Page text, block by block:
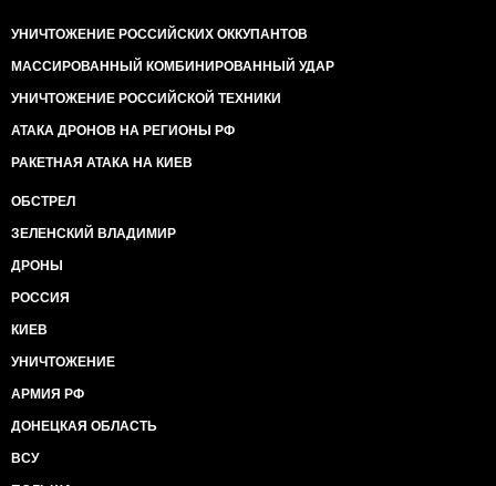
УНИЧТОЖЕНИЕ РОССИЙСКИХ ОККУПАНТОВ
МАССИРОВАННЫЙ КОМБИНИРОВАННЫЙ УДАР
УНИЧТОЖЕНИЕ РОССИЙСКОЙ ТЕХНИКИ
АТАКА ДРОНОВ НА РЕГИОНЫ РФ
РАКЕТНАЯ АТАКА НА КИЕВ
ОБСТРЕЛ
ЗЕЛЕНСКИЙ ВЛАДИМИР
ДРОНЫ
РОССИЯ
КИЕВ
УНИЧТОЖЕНИЕ
АРМИЯ РФ
ДОНЕЦКАЯ ОБЛАСТЬ
ВСУ